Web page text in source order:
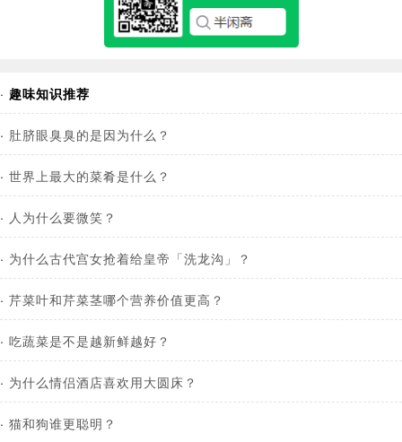
· 趣味知识推荐
· 肚脐眼臭臭的是因为什么？
· 世界上最大的菜肴是什么？
· 人为什么要微笑？
· 为什么古代宫女抢着给皇帝「洗龙沟」？
· 芹菜叶和芹菜茎哪个营养价值更高？
· 吃蔬菜是不是越新鲜越好？
· 为什么情侣酒店喜欢用大圆床？
· 猫和狗谁更聪明？